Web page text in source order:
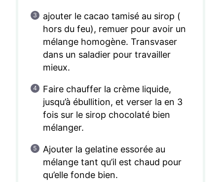
ajouter le cacao tamisé au sirop (
hors du feu), remuer pour avoir un
mélange homogène. Transvaser
dans un saladier pour travailler
mieux.
Faire chauffer la crème liquide,
jusqu’à ébullition, et verser la en 3
fois sur le sirop chocolaté bien
mélanger.
Ajouter la gelatine essorée au
mélange tant qu’il est chaud pour
qu’elle fonde bien.